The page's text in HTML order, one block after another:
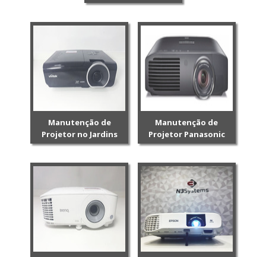
Manutenção de
Projetor no Jardins
Manutenção de
Projetor Panasonic